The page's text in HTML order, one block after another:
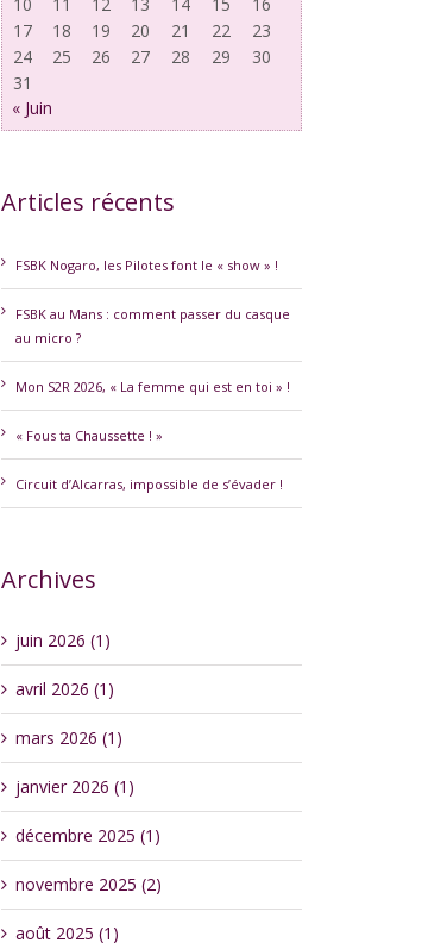
17
18 19 20 21 22
23
24
25 26 27 28 29
30
31
« Juin
Articles récents
FSBK Nogaro, les Pilotes font le « show » !
FSBK au Mans : comment passer du casque
au micro ?
Mon S2R 2026, « La femme qui est en toi » !
« Fous ta Chaussette ! »
Circuit d’Alcarras, impossible de s’évader !
Archives
juin 2026 (1)
avril 2026 (1)
mars 2026 (1)
janvier 2026 (1)
décembre 2025 (1)
novembre 2025 (2)
août 2025 (1)